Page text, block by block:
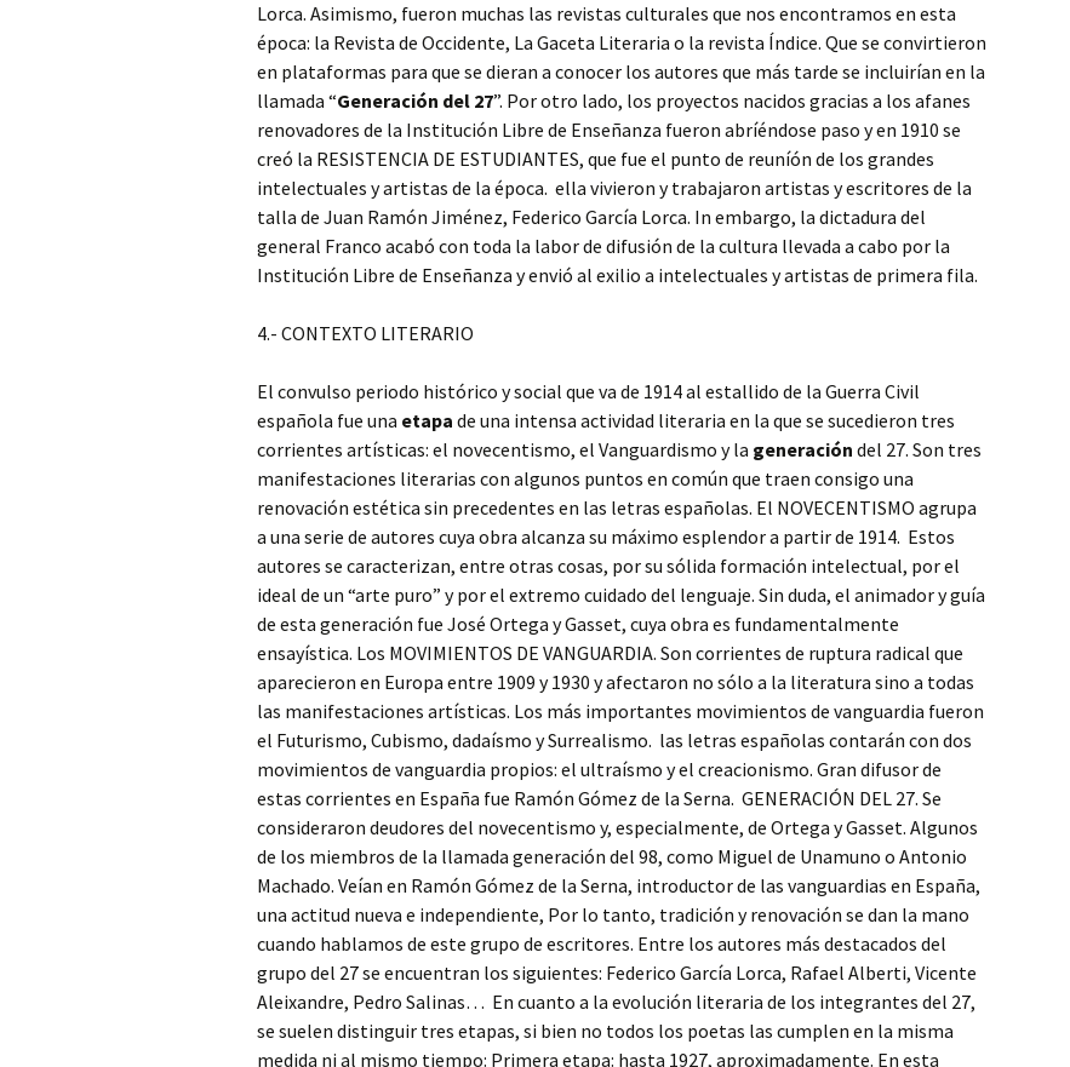
Lorca. Asimismo, fueron muchas las revistas culturales que nos encontramos en esta
época: la Revista de Occidente, La Gaceta Literaria o la revista Índice. Que se convirtieron
en plataformas para que se dieran a conocer los autores que más tarde se incluirían en la
llamada “Generación del 27”. Por otro lado, los proyectos nacidos gracias a los afanes
renovadores de la Institución Libre de Enseñanza fueron abríéndose paso y en 1910 se
creó la RESISTENCIA DE ESTUDIANTES, que fue el punto de reuníón de los grandes
intelectuales y artistas de la época. ella vivieron y trabajaron artistas y escritores de la
talla de Juan Ramón Jiménez, Federico García Lorca. In embargo, la dictadura del
general Franco acabó con toda la labor de difusión de la cultura llevada a cabo por la
Institución Libre de Enseñanza y envió al exilio a intelectuales y artistas de primera fila.
4.- CONTEXTO LITERARIO
El convulso periodo histórico y social que va de 1914 al estallido de la Guerra Civil
española fue una etapa de una intensa actividad literaria en la que se sucedieron tres
corrientes artísticas: el novecentismo, el Vanguardismo y la generación del 27. Son tres
manifestaciones literarias con algunos puntos en común que traen consigo una
renovación estética sin precedentes en las letras españolas. El NOVECENTISMO agrupa
a una serie de autores cuya obra alcanza su máximo esplendor a partir de 1914. Estos
autores se caracterizan, entre otras cosas, por su sólida formación intelectual, por el
ideal de un “arte puro” y por el extremo cuidado del lenguaje. Sin duda, el animador y guía
de esta generación fue José Ortega y Gasset, cuya obra es fundamentalmente
ensayística. Los MOVIMIENTOS DE VANGUARDIA. Son corrientes de ruptura radical que
aparecieron en Europa entre 1909 y 1930 y afectaron no sólo a la literatura sino a todas
las manifestaciones artísticas. Los más importantes movimientos de vanguardia fueron
el Futurismo, Cubismo, dadaísmo y Surrealismo. las letras españolas contarán con dos
movimientos de vanguardia propios: el ultraísmo y el creacionismo. Gran difusor de
estas corrientes en España fue Ramón Gómez de la Serna. GENERACIÓN DEL 27. Se
consideraron deudores del novecentismo y, especialmente, de Ortega y Gasset. Algunos
de los miembros de la llamada generación del 98, como Miguel de Unamuno o Antonio
Machado. Veían en Ramón Gómez de la Serna, introductor de las vanguardias en España,
una actitud nueva e independiente, Por lo tanto, tradición y renovación se dan la mano
cuando hablamos de este grupo de escritores. Entre los autores más destacados del
grupo del 27 se encuentran los siguientes: Federico García Lorca, Rafael Alberti, Vicente
Aleixandre, Pedro Salinas… En cuanto a la evolución literaria de los integrantes del 27,
se suelen distinguir tres etapas, si bien no todos los poetas las cumplen en la misma
medida ni al mismo tiempo: Primera etapa: hasta 1927, aproximadamente. En esta